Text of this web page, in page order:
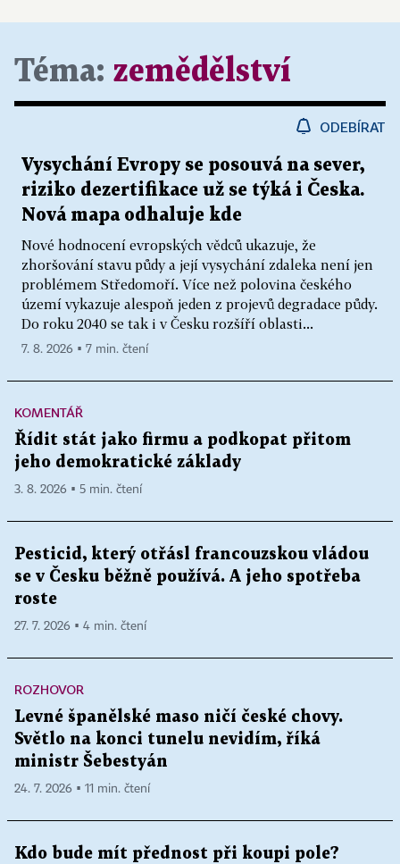
Téma: zemědělství
ODEBÍRAT
Vysychání Evropy se posouvá na sever,
riziko dezertifikace už se týká i Česka.
Nová mapa odhaluje kde
Nové hodnocení evropských vědců ukazuje, že
zhoršování stavu půdy a její vysychání zdaleka není jen
problémem Středomoří. Více než polovina českého
území vykazuje alespoň jeden z projevů degradace půdy.
Do roku 2040 se tak i v Česku rozšíří oblasti...
7. 8. 2026 ▪ 7 min. čtení
KOMENTÁŘ
Řídit stát jako firmu a podkopat přitom
jeho demokratické základy
3. 8. 2026 ▪ 5 min. čtení
Pesticid, který otřásl francouzskou vládou
se v Česku běžně používá. A jeho spotřeba
roste
27. 7. 2026 ▪ 4 min. čtení
ROZHOVOR
Levné španělské maso ničí české chovy.
Světlo na konci tunelu nevidím, říká
ministr Šebestyán
24. 7. 2026 ▪ 11 min. čtení
Kdo bude mít přednost při koupi pole?